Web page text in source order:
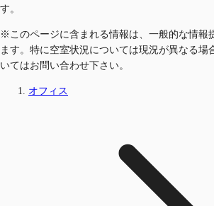
す。
※このページに含まれる情報は、一般的な情報
ます。特に空室状況については現況が異なる場
いてはお問い合わせ下さい。
オフィス